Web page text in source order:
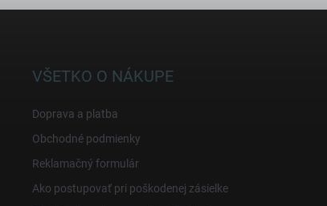
VŠETKO O NÁKUPE
Doprava a platba
Obchodné podmienky
Reklamačný formulár
Ako postupovať pri poškodenej zásielke